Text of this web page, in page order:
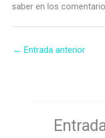
saber en los
← Entrada anterior